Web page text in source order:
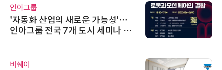
인아그룹
'자동화 산업의 새로운 가능성'…
인아그룹 전국 7개 도시 세미나 페
비쉐이